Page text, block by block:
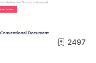
2497